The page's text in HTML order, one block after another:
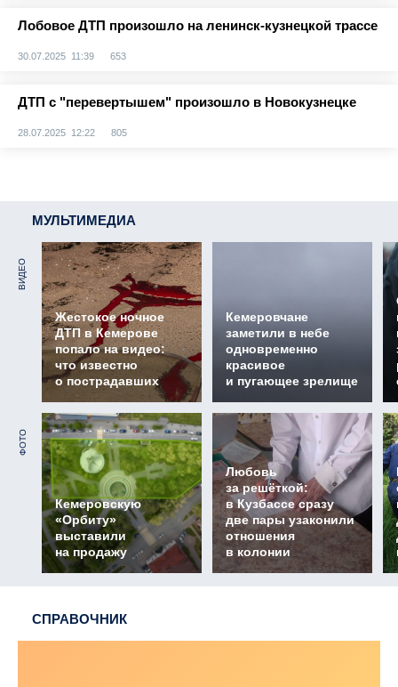
Лобовое ДТП произошло на ленинск-кузнецкой трассе
30.07.2025 11:39 653
ДТП с "перевертышем" произошло в Новокузнецке
28.07.2025 12:22 805
МУЛЬТИМЕДИА
ВИДЕО
Жестокое ночное
ДТП в Кемерове
попало на видео:
что известно
о пострадавших
Кемеровчане
заметили в небе
одновременно
красивое
и пугающее зрелище
ФОТО
Кемеровскую
«Орбиту»
выставили
на продажу
Любовь
за решёткой:
в Кузбассе сразу
две пары узаконили
отношения
в колонии
СПРАВОЧНИК